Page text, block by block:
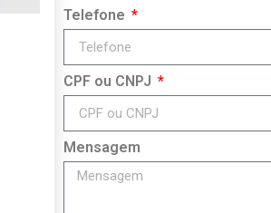
Telefone
CPF ou CNPJ
Mensagem